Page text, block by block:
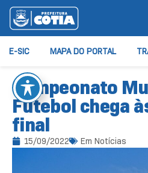
E-SIC MAPA DO PORTAL
Campeonato
Futebol chega
final
15/09/2022 Em Notícias